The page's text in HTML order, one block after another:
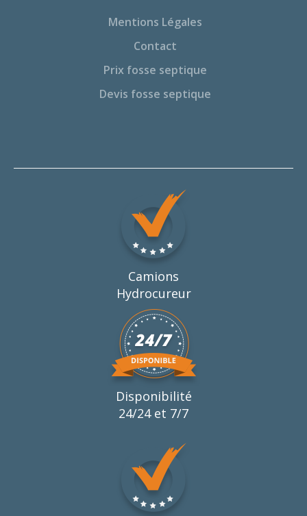
Mentions Légales
Contact
Prix fosse septique
Devis fosse septique
Camions
Hydrocureur
Disponibilité
24/24 et 7/7